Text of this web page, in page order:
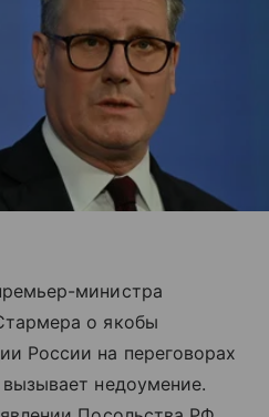
министра
о якобы
России на переговорах
недоумение.